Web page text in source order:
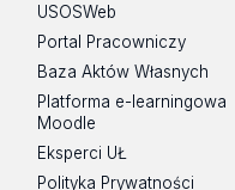
USOSWeb
Portal Pracowniczy
Baza Aktów Własnych
Platforma e-learningowa
Moodle
Eksperci UŁ
Polityka Prywatności